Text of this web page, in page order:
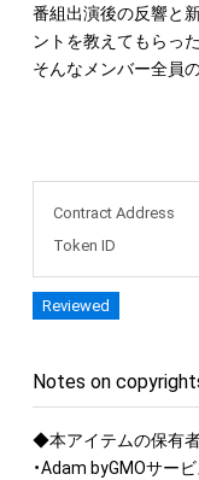
番組出演後の反響と
ントを教えてもらった
そんなメンバー全員
Contract Address
Token ID
Reviewed
Notes on
◆本アイテムの保有者
・Adam byGMOサー